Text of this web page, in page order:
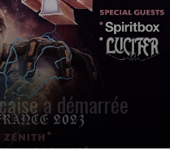
a démarrée